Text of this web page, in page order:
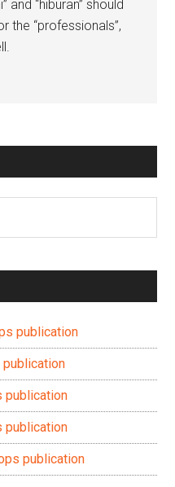
and “hiburan” should
the “professionals”,
publication
publication
publication
publication
publication